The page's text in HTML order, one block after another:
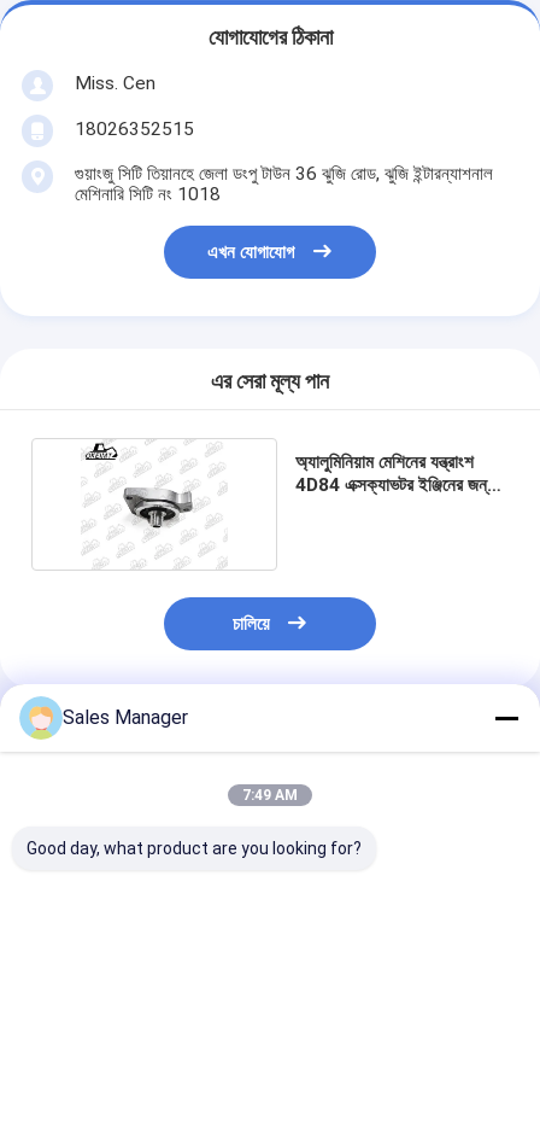
যোগাযোগের ঠিকানা
Miss. Cen
18026352515
গুয়াংজু সিটি তিয়ানহে জেলা ডংপু টাউন 36 ঝুজি রোড, ঝুজি ইন্টারন্যাশনাল
মেশিনারি সিটি নং 1018
এখন যোগাযোগ
এর সেরা মূল্য পান
অ্যালুমিনিয়াম মেশিনের যন্ত্রাংশ
4D84 এক্সক্যাভটর ইঞ্জিনের জন্য
চালিয়ে
প্রস্তাবিত পণ্য
Sales Manager
7:49 AM
Good day, what product are you looking for?